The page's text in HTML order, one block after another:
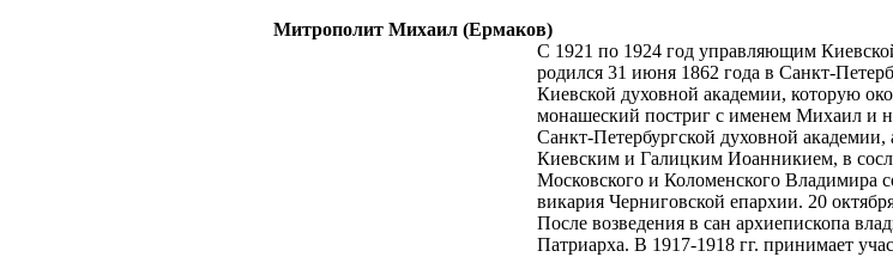
Митрополит Михаил (Ермаков)
С 1921 по 1924 год управляющим
родился 31 июня 1862 года в Санкт-
Киевской духовной академии, которую
монашеский постриг с именем Михаил и
Санкт-Петербургской духовной
Киевским и Галицким Иоанникием, в
Московского и Коломенского Владимира
викария Черниговской епархии. 20
После возведения в сан архиепископа
Патриарха. В 1917-1918 гг. принимает